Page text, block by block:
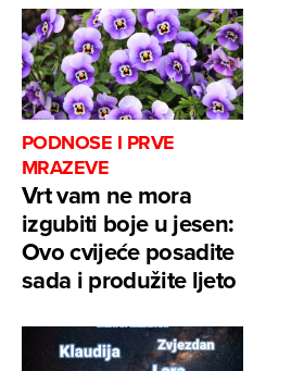
PODNOSE I PRVE
MRAZEVE
Vrt vam ne mora
izgubiti boje u jesen:
Ovo cvijeće posadite
sada i produžite ljeto